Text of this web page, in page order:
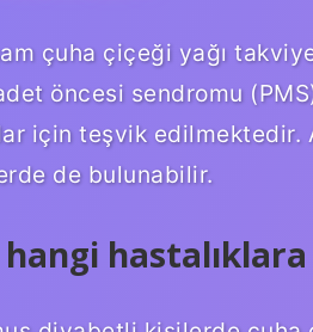
çuha çiçeği yağı
öncesi sendromu
için teşvik edilmektedir.
de bulunabilir.
hangi